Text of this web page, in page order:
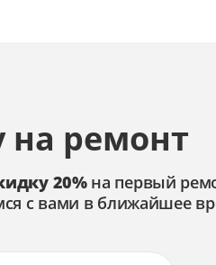
на ремонт
20%на первый
с вами в ближайшее